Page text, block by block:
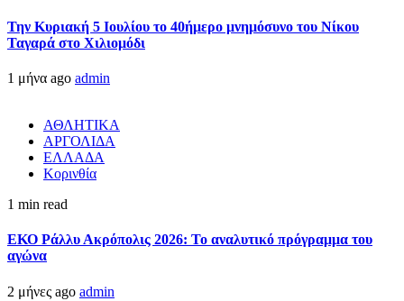
Την Κυριακή 5 Ιουλίου το 40ήμερο μνημόσυνο του Νίκου
Ταγαρά στο Χιλιομόδι
1 μήνα ago admin
ΑΘΛΗΤΙΚΑ
ΑΡΓΟΛΙΔΑ
ΕΛΛΑΔΑ
Κορινθία
1 min read
ΕΚΟ Ράλλυ Ακρόπολις 2026: Το αναλυτικό πρόγραμμα του
αγώνα
2 μήνες ago admin